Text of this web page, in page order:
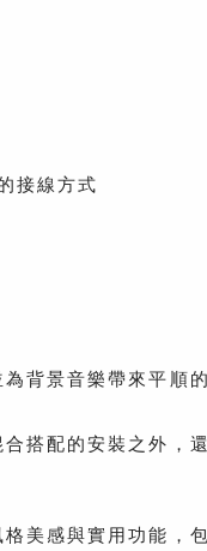
接線方式
背景音樂帶來平順
搭配的安裝之外，
美感與實用功能，